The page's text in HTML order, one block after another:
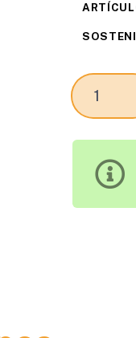
Análisis
de